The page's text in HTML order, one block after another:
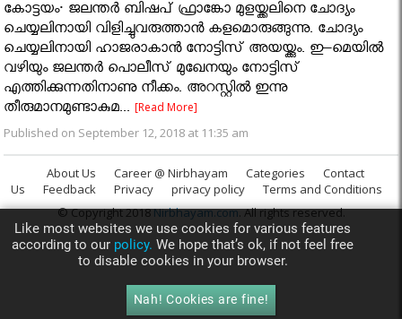
കോട്ടയം∙ ജലന്തർ ബിഷപ് ഫ്രാങ്കോ മുളയ്ക്കലിനെ ചോദ്യം
ചെയ്യലിനായി വിളിച്ചുവരുത്താൻ കളമൊരുങ്ങുന്നു. ചോദ്യം
ചെയ്യലിനായി ഹാജരാകാൻ നോട്ടിസ് അയയ്ക്കും. ഇ–മെയിൽ
വഴിയും ജലന്തർ പൊലീസ് മുഖേനയും നോട്ടിസ്
എത്തിക്കുന്നതിനാണു നീക്കം. അറസ്റ്റിൽ ഇന്നു
തീരുമാനമുണ്ടാകുമ...[Read More]
Published on September 12, 2018 at 11:35 am
About Us Career @ Nirbhayam Categories
Contact
Us
Feedback Privacy privacy policy
Terms and Conditions
© Copyright 2018Nirbhayam.com. All rights reserved.
Like most websites we use cookies for various features
according to our policy. We hope that’s ok, if not feel free
to disable cookies in your browser.
Nah! Cookies are fine!